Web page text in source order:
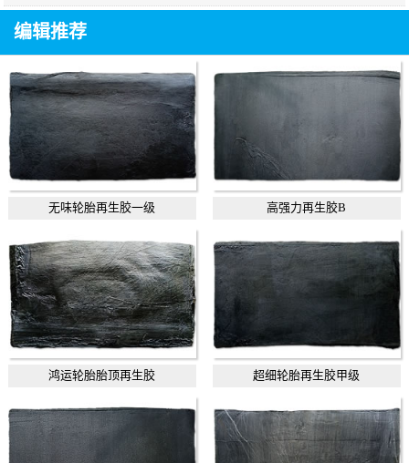
编辑推荐
无味轮胎再生胶一级 高强力再生胶B
鸿运轮胎胎顶再生胶 超细轮胎再生胶甲级